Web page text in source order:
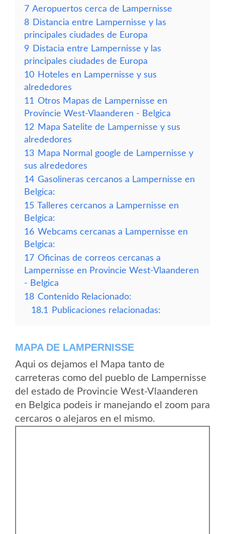
7 Aeropuertos cerca de Lampernisse
8 Distancia entre Lampernisse y las
principales ciudades de Europa
9 Distacia entre Lampernisse y las
principales ciudades de Europa
10 Hoteles en Lampernisse y sus
alrededores
11 Otros Mapas de Lampernisse en
Provincie West-Vlaanderen - Belgica
12 Mapa Satelite de Lampernisse y sus
alrededores
13 Mapa Normal google de Lampernisse y
sus alrededores
14 Gasolineras cercanos a Lampernisse en
Belgica:
15 Talleres cercanos a Lampernisse en
Belgica:
16 Webcams cercanas a Lampernisse en
Belgica:
17 Oficinas de correos cercanas a
Lampernisse en Provincie West-Vlaanderen
- Belgica
18 Contenido Relacionado:
18.1
Publicaciones relacionadas:
MAPA DE LAMPERNISSE
Aqui os dejamos el Mapa tanto de
carreteras como del pueblo de Lampernisse
del estado de Provincie West-Vlaanderen
en Belgica podeis ir manejando el zoom para
cercaros o alejaros en el mismo.